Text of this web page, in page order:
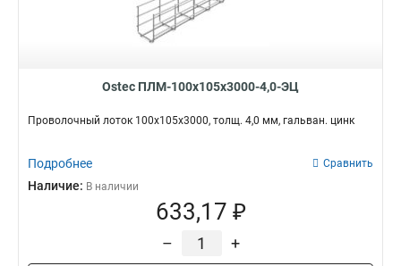
Ostec ПЛМ-100х105х3000-4,0-ЭЦ
Проволочный лоток 100х105х3000, толщ. 4,0 мм, гальван. цинк
Подробнее Сравнить
Наличие: В наличии
633,17 ₽
– +